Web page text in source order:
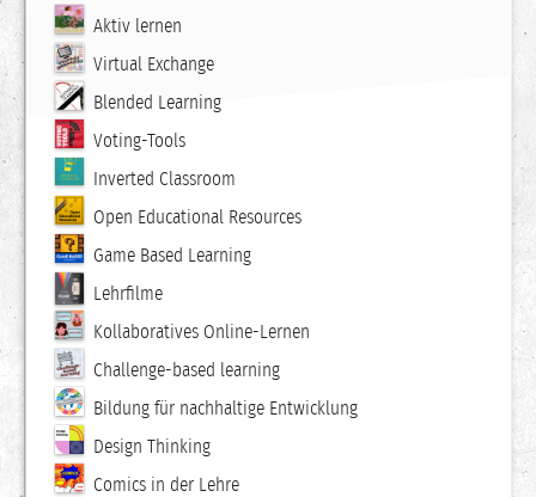
Aktiv lernen
Virtual Exchange
Blended Learning
Voting-Tools
Inverted Classroom
Open Educational Resources
Game Based Learning
Lehrfilme
Kollaboratives Online-Lernen
Challenge-based learning
Bildung für nachhaltige Entwicklung
Design Thinking
Comics in der Lehre